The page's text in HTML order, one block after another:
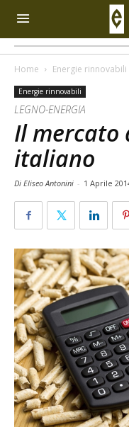
Home Energie rinnovabili
Energie rinnovabili
LEGNO-ENERGIA
Il mercato
italiano
Di Eliseo Antonini - 1 Aprile